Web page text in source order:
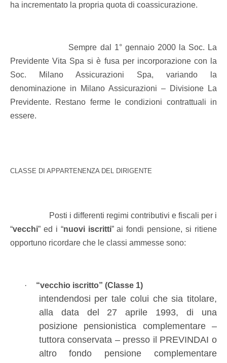
ha incrementato la propria quota di coassicurazione.
Sempre dal 1° gennaio 2000 la Soc. La
Previdente Vita Spa si è fusa per incorporazione con la
Soc. Milano Assicurazioni Spa, variando la
denominazione in Milano Assicurazioni – Divisione La
Previdente. Restano ferme le condizioni contrattuali in
essere.
CLASSE DI APPARTENENZA DEL DIRIGENTE
Posti i differenti regimi contributivi e fiscali per i
“vecchi” ed i “nuovi iscritti” ai fondi pensione, si ritiene
opportuno ricordare che le classi ammesse sono:
· “vecchio iscritto” (Classe 1)
intendendosi per tale colui che sia titolare,
alla data del 27 aprile 1993, di una
posizione pensionistica complementare –
tuttora conservata – presso il PREVINDAI o
altro fondo pensione complementare